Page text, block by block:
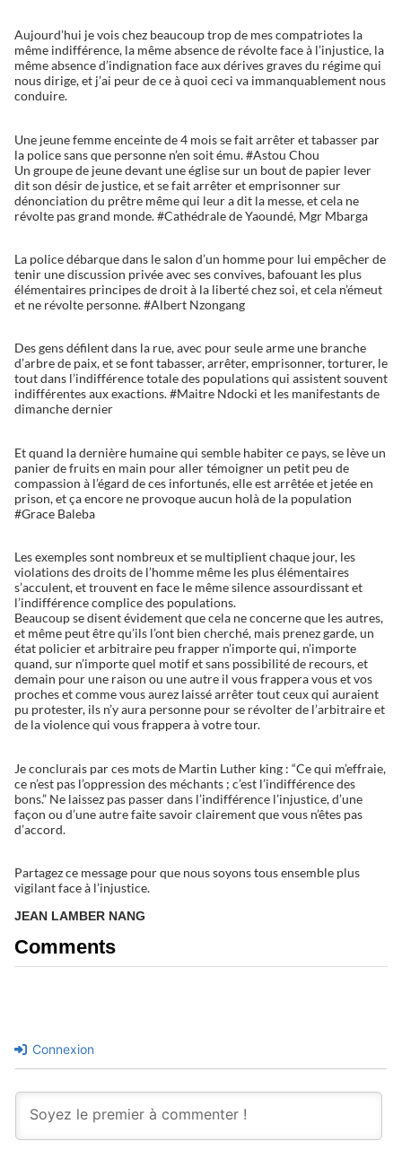
Aujourd’hui je vois chez beaucoup trop de mes compatriotes la
même indifférence, la même absence de révolte face à l’injustice, la
même absence d’indignation face aux dérives graves du régime qui
nous dirige, et j’ai peur de ce à quoi ceci va immanquablement nous
conduire.
Une jeune femme enceinte de 4 mois se fait arrêter et tabasser par
la police sans que personne n’en soit ému. #Astou Chou
Un groupe de jeune devant une église sur un bout de papier lever
dit son désir de justice, et se fait arrêter et emprisonner sur
dénonciation du prêtre même qui leur a dit la messe, et cela ne
révolte pas grand monde. #Cathédrale de Yaoundé, Mgr Mbarga
La police débarque dans le salon d’un homme pour lui empêcher de
tenir une discussion privée avec ses convives, bafouant les plus
élémentaires principes de droit à la liberté chez soi, et cela n’émeut
et ne révolte personne. #Albert Nzongang
Des gens défilent dans la rue, avec pour seule arme une branche
d’arbre de paix, et se font tabasser, arrêter, emprisonner, torturer, le
tout dans l’indifférence totale des populations qui assistent souvent
indifférentes aux exactions. #Maitre Ndocki et les manifestants de
dimanche dernier
Et quand la dernière humaine qui semble habiter ce pays, se lève un
panier de fruits en main pour aller témoigner un petit peu de
compassion à l’égard de ces infortunés, elle est arrêtée et jetée en
prison, et ça encore ne provoque aucun holà de la population
#Grace Baleba
Les exemples sont nombreux et se multiplient chaque jour, les
violations des droits de l’homme même les plus élémentaires
s’acculent, et trouvent en face le même silence assourdissant et
l’indifférence complice des populations.
Beaucoup se disent évidement que cela ne concerne que les autres,
et même peut être qu’ils l’ont bien cherché, mais prenez garde, un
état policier et arbitraire peu frapper n’importe qui, n’importe
quand, sur n’importe quel motif et sans possibilité de recours, et
demain pour une raison ou une autre il vous frappera vous et vos
proches et comme vous aurez laissé arrêter tout ceux qui auraient
pu protester, ils n’y aura personne pour se révolter de l’arbitraire et
de la violence qui vous frappera à votre tour.
Je conclurais par ces mots de Martin Luther king : “Ce qui m’effraie,
ce n’est pas l’oppression des méchants ; c’est l’indifférence des
bons.” Ne laissez pas passer dans l’indifférence l’injustice, d’une
façon ou d’une autre faite savoir clairement que vous n’êtes pas
d’accord.
Partagez ce message pour que nous soyons tous ensemble plus
vigilant face à l’injustice.
JEAN LAMBER NANG
Comments
Connexion